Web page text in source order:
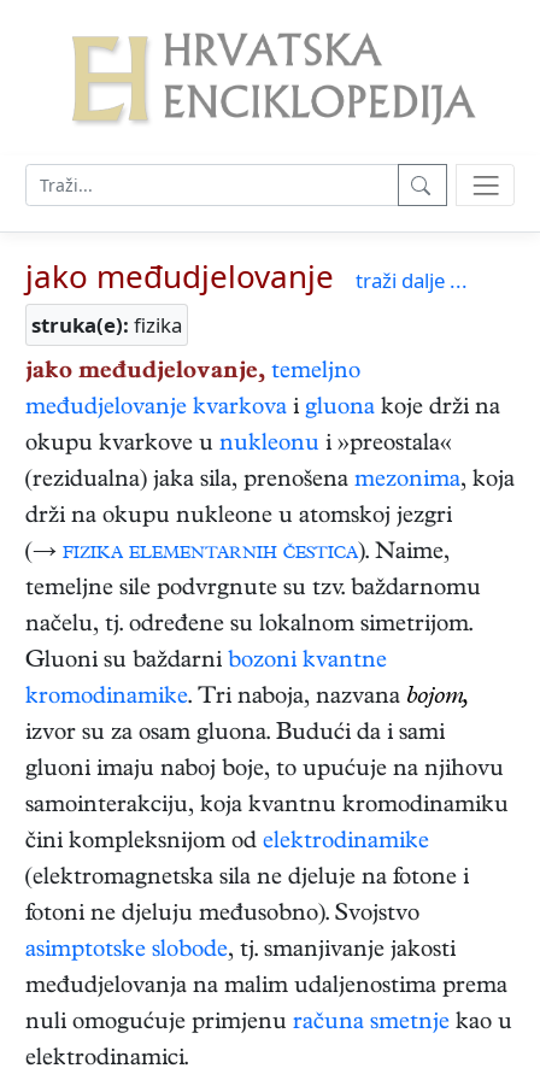
jako međudjelovanje
traži dalje ...
struka(e): fizika
jako međudjelovanje, temeljno
međudjelovanje kvarkova i gluona koje drži na
okupu kvarkove u nukleonu i »preostala«
(rezidualna) jaka sila, prenošena mezonima, koja
drži na okupu nukleone u atomskoj jezgri
(→ fizika elementarnih čestica). Naime,
temeljne sile podvrgnute su tzv. baždarnomu
načelu, tj. određene su lokalnom simetrijom.
Gluoni su baždarni bozoni kvantne
kromodinamike. Tri naboja, nazvana bojom,
izvor su za osam gluona. Budući da i sami
gluoni imaju naboj boje, to upućuje na njihovu
samointerakciju, koja kvantnu kromodinamiku
čini kompleksnijom od elektrodinamike
(elektromagnetska sila ne djeluje na fotone i
fotoni ne djeluju međusobno). Svojstvo
asimptotske slobode, tj. smanjivanje jakosti
međudjelovanja na malim udaljenostima prema
nuli omogućuje primjenu računa smetnje kao u
elektrodinamici.